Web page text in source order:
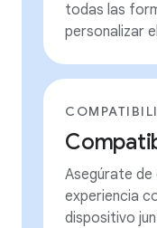
todas las
personalizar
Asegúrate de
experiencia
dispositivo